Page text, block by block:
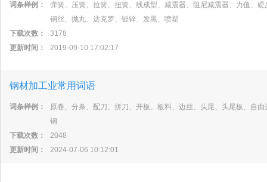
词条样例：
弹簧、压簧、拉簧、扭簧、线成型、减震器、阻尼减震器、力值、
钢丝、抛丸、达克罗、镀锌、发黑、喷塑
下载次数：
3178
更新时间：
2019-09-10 17:02:17
钢材加工业常用词语
词条样例：
原卷、分条、配刀、拼刀、开板、板料、边丝、头尾、头尾板、自
钢
下载次数：
2048
更新时间：
2024-07-06 10:12:01